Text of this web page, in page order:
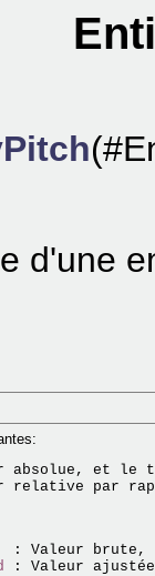
d'une
absolue, et le
: Valeur
: Valeur